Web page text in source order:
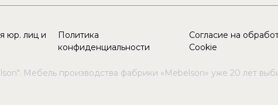
юр. лиц и
Политика
конфиденциальности
Согласие на
Cookie
Мебель производства фабрики «Mebelson» уже 20 лет